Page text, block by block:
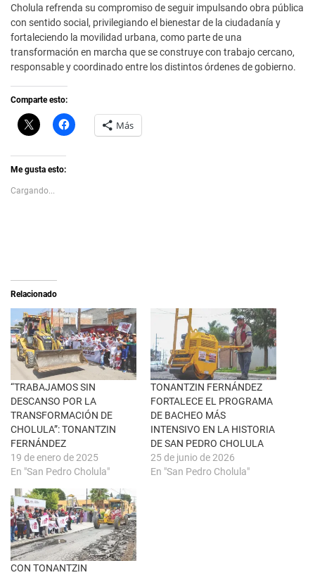
Cholula refrenda su compromiso de seguir impulsando obra pública
con sentido social, privilegiando el bienestar de la ciudadanía y
fortaleciendo la movilidad urbana, como parte de una
transformación en marcha que se construye con trabajo cercano,
responsable y coordinado entre los distintos órdenes de gobierno.
Comparte esto:
C
l
k
t
s
h
e
b
r
e
e
n
u
n
a
v
e
n
t
a
n
a
n
u
v
a
)
H
a
e
n
F
a
c
e
b
o
o
k
(
S
e
a
b
e
n
u
a
v
e
n
t
a
n
a
n
Más
Me gusta esto:
Cargando...
Relacionado
“TRABAJAMOS SIN
DESCANSO POR LA
TRANSFORMACIÓN DE
CHOLULA”: TONANTZIN
FERNÁNDEZ
19 de enero de 2025
En "San Pedro Cholula"
TONANTZIN FERNÁNDEZ
FORTALECE EL PROGRAMA
DE BACHEO MÁS
INTENSIVO EN LA HISTORIA
DE SAN PEDRO CHOLULA
25 de junio de 2026
En "San Pedro Cholula"
CON TONANTZIN